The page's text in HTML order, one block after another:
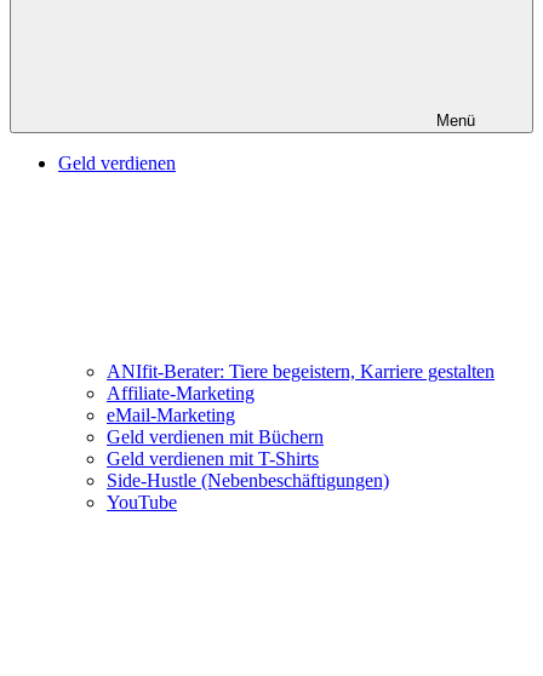
Menü
Geld verdienen
ANIfit-Berater: Tiere begeistern, Karriere gestalten
Affiliate-Marketing
eMail-Marketing
Geld verdienen mit Büchern
Geld verdienen mit T-Shirts
Side-Hustle (Nebenbeschäftigungen)
YouTube